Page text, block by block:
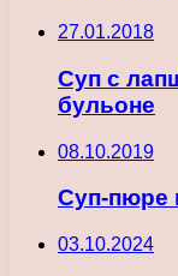
27.01.2018
Суп с
бульоне
08.10.2019
Суп-пюре
03.10.2024